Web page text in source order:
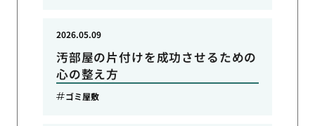
汚部屋の片付けを成功させるための
心の整え方
2026.05.09
ゴミ屋敷